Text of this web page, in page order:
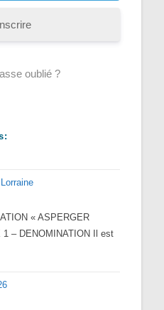
oublié ?
« ASPERGER
– DENOMINATION Il est